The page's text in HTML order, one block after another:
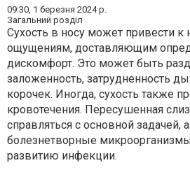
09:30, 1 березня 2024 р.
Загальний розділ
Сухость в носу может привести к
ощущениям, доставляющим
дискомфорт. Это может быть
заложенность, затрудненность
корочек. Иногда, сухость также
кровотечения. Пересушенная
справляться с основной задачей,
болезнетворные
развитию инфекции.